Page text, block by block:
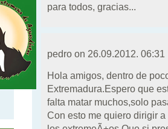
para todos, gracias...
pedro on 26.09.2012. 06:31
Hola amigos, dentro de
Extremadura.Espero que
falta matar muchos,solo
Con esto me quiero dirigir